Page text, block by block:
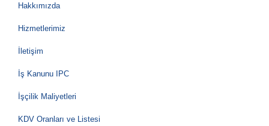
Hakkımızda
Hizmetlerimiz
İletişim
İş Kanunu IPC
İşçilik Maliyetleri
KDV Oranları ve Listesi